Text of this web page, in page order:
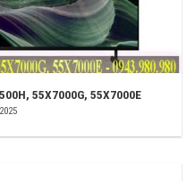
55X7000G, 55X7000E